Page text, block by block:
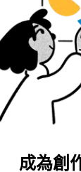
成為創